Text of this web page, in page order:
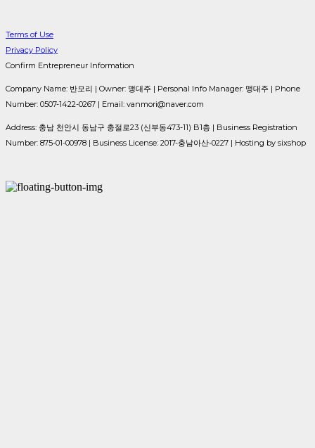
Terms of Use
Privacy Policy
Confirm Entrepreneur Information
Company Name: 반모리 | Owner: 맹대주 | Personal Info Manager: 맹대주 | Phone
Number: 0507-1422-0267 | Email: vanmori@naver.com
Address: 충남 천안시 동남구 충절로23 (신부동473-11) B1층 | Business Registration
Number: 875-01-00978 | Business License: 2017-충남아산-0227 | Hosting by sixshop